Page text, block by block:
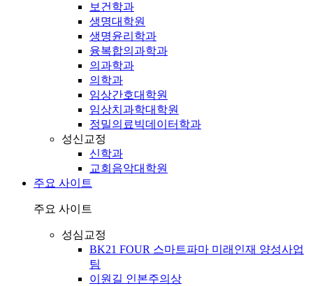
보건학과
생명대학원
생명윤리학과
융복합의과학과
의과학과
의학과
임상간호대학원
임상치과학대학원
정밀의료빅데이터학과
성신교정
신학과
교회음악대학원
주요 사이트
주요 사이트
성심교정
BK21 FOUR 스마트파마 미래인재 양성사업
팀
이원길 인본주의상